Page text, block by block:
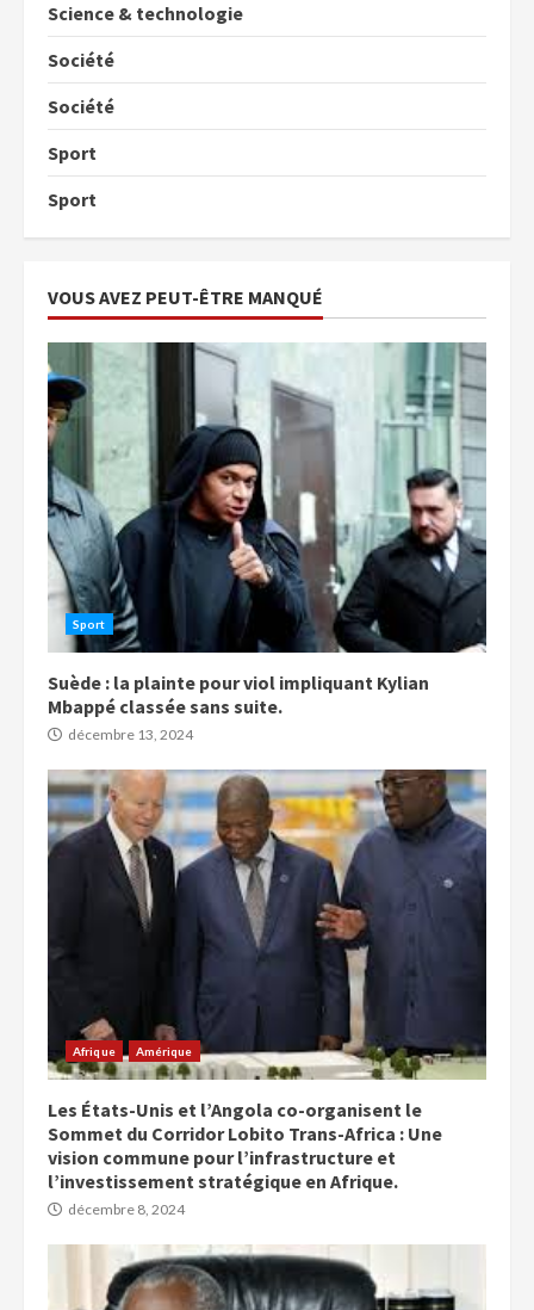
Science & technologie
Société
Société
Sport
Sport
VOUS AVEZ PEUT-ÊTRE MANQUÉ
Sport
Suède : la plainte pour viol impliquant Kylian
Mbappé classée sans suite.
décembre 13, 2024
Afrique Amérique
Les États-Unis et l’Angola co-organisent le
Sommet du Corridor Lobito Trans-Africa : Une
vision commune pour l’infrastructure et
l’investissement stratégique en Afrique.
décembre 8, 2024